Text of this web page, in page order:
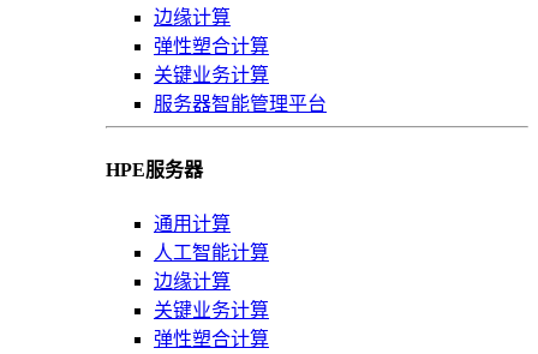
边缘计算
弹性塑合计算
关键业务计算
服务器智能管理平台
HPE服务器
通用计算
人工智能计算
边缘计算
关键业务计算
弹性塑合计算